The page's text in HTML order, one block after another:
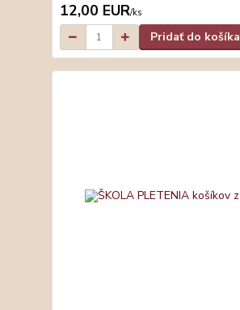
12,00 EUR/ks
Pridať do košíka